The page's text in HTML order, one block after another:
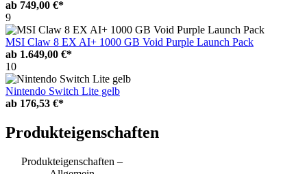
ab 749,00 €*
9
MSI Claw 8 EX AI+ 1000 GB Void Purple Launch Pack
ab 1.649,00 €*
10
Nintendo Switch Lite gelb
ab 176,53 €*
Produkteigenschaften
Produkteigenschaften –